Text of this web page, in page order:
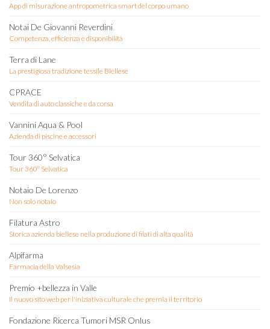
App di misurazione antropometrica smart del corpo umano
Notai De Giovanni Reverdini
Competenza, efficienza e disponibilità
Terra di Lane
La prestigiosa tradizione tessile Biellese
CPRACE
Vendita di auto classiche e da corsa
Vannini Aqua & Pool
Azienda di piscine e accessori
Tour 360° Selvatica
Tour 360° Selvatica
Notaio De Lorenzo
Non solo notaio
Filatura Astro
Storica azienda biellese nella produzione di filati di alta qualità
Alpifarma
Farmacia della Valsesia
Premio +bellezza in Valle
Il nuovo sito web per l'iniziativa culturale che premia il territorio
Fondazione Ricerca Tumori MSR Onlus